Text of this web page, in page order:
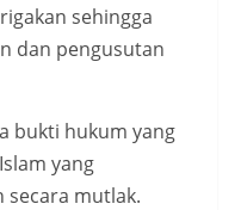
sehingga
dan pengusutan
bukti hukum yang
yang
secara mutlak.